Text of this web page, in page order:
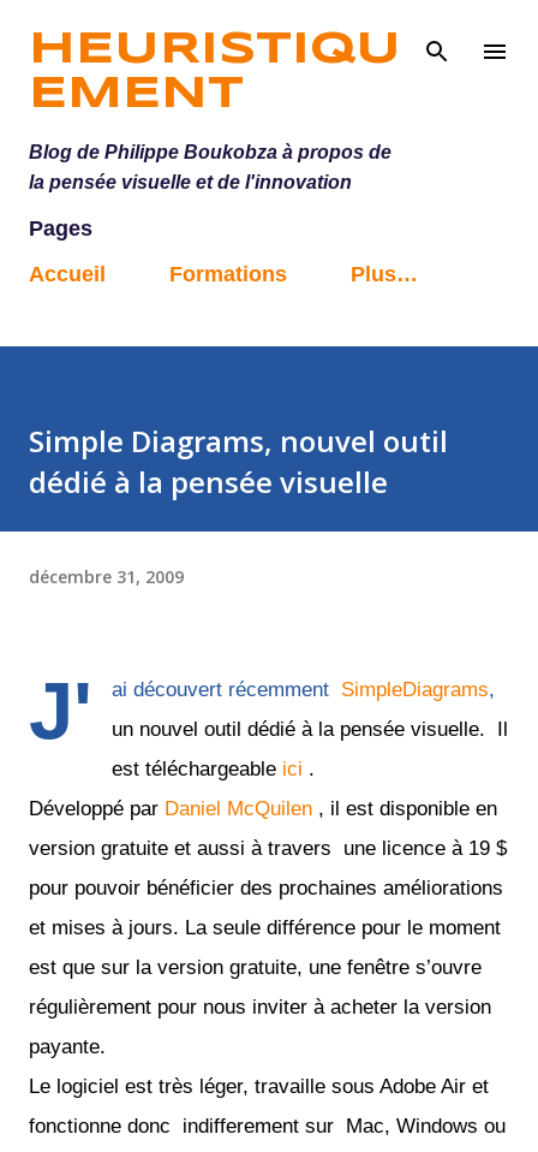
Accéder au contenu principal
HEURISTIQU
EMENT
Blog de Philippe Boukobza à propos de
la pensée visuelle et de l'innovation
Pages
Accueil
Formations Plus…
Simple Diagrams, nouvel outil
dédié à la pensée visuelle
décembre 31, 2009
J' ai découvert récemment SimpleDiagrams,
un nouvel outil dédié à la pensée visuelle. Il
est téléchargeable ici .
Développé par Daniel McQuilen , il est disponible en
version gratuite et aussi à travers une licence à 19 $
pour pouvoir bénéficier des prochaines améliorations
et mises à jours. La seule différence pour le moment
est que sur la version gratuite, une fenêtre s’ouvre
régulièrement pour nous inviter à acheter la version
payante.
Le logiciel est très léger, travaille sous Adobe Air et
fonctionne donc indifferement sur Mac, Windows ou